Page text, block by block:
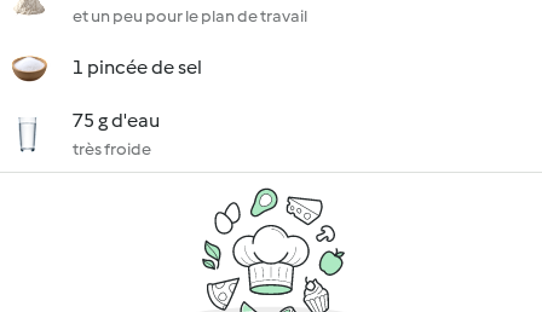
et un peu pour le plan de travail
1 pincée de sel
75 g d'eau
très froide